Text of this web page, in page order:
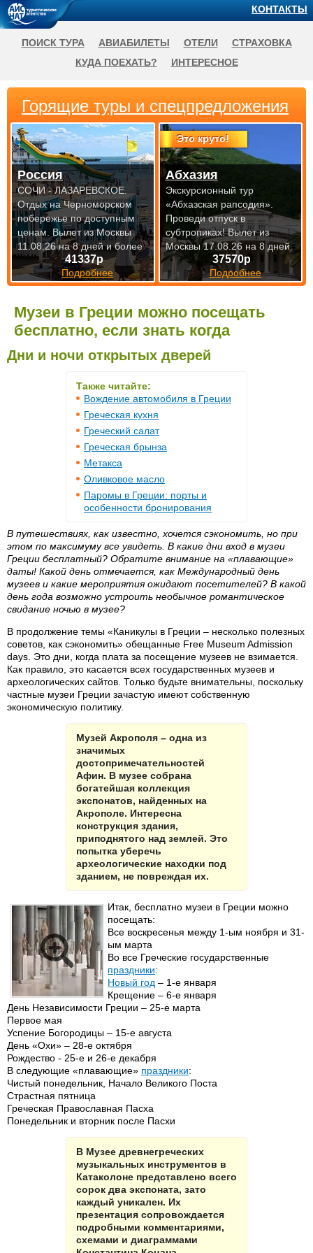
Музеи в Греции можно посещать
бесплатно, если знать когда
Дни и ночи открытых дверей
Также читайте:
Вождение автомобиля в Греции
Греческая кухня
Греческий салат
Греческая брынза
Метакса
Оливковое масло
Паромы в Греции: порты и
особенности бронирования
В путешествиях, как известно, хочется сэкономить, но при
этом по максимуму все увидеть. В какие дни вход в музеи
Греции бесплатный? Обратите внимание на «плавающие»
даты! Какой день отмечается, как Международный день
музеев и какие мероприятия ожидают посетителей? В какой
день года возможно устроить необычное романтическое
свидание ночью в музее?
В продолжение темы «Каникулы в Греции – несколько полезных
советов, как сэкономить» обещанные Free Museum Admission
days. Это дни, когда плата за посещение музеев не взимается.
Как правило, это касается всех государственных музеев и
археологических сайтов. Только будьте внимательны, поскольку
частные музеи Греции зачастую имеют собственную
экономическую политику.
Музей Акрополя – одна из
значимых
достопримечательностей
Афин. В музее собрана
богатейшая коллекция
экспонатов, найденных на
Акрополе. Интересна
конструкция здания,
приподнятого над землей. Это
попытка уберечь
археологические находки под
зданием, не повреждая их.
Итак, бесплатно музеи в Греции можно
посещать:
Все воскресенья между 1-ым ноября и 31-
ым марта
Во все Греческие государственные
праздники:
Новый год – 1-е января
Крещение – 6-е января
День Независимости Греции – 25-е марта
Первое мая
Успение Богородицы – 15-е августа
День «Охи» – 28-е октября
Рождество - 25-е и 26-е декабря
В следующие «плавающие» праздники:
Чистый понедельник, Начало Великого Поста
Страстная пятница
Греческая Православная Пасха
Понедельник и вторник после Пасхи
В Музее древнегреческих
музыкальных инструментов в
Катаколоне представлено всего
сорок два экспоната, зато
каждый уникален. Их
презентация сопровождается
подробными комментариями,
схемами и диаграммами
Горящие туры и спецпредложения
41337р
Подробнее
Россия
СОЧИ - ЛАЗАРЕВСКОЕ.
Отдых на Черноморском
побережье по доступным
ценам. Вылет из Москвы
11.08.26 на 8 дней и более
Это круто!
37570р
Подробнее
Абхазия
Экскурсионный тур
«Абхазская рапсодия».
Проведи отпуск в
субтропиках!Вылет из
Москвы 17.08.26 на 8 дней
КОНТАКТЫ
ПОИСК ТУРА АВИАБИЛЕТЫ ОТЕЛИ
СТРАХОВКА
КУДА ПОЕХАТЬ?
ИНТЕРЕСНОЕ